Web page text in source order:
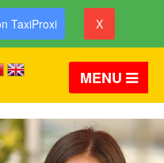
TaxiProxi X
MENU